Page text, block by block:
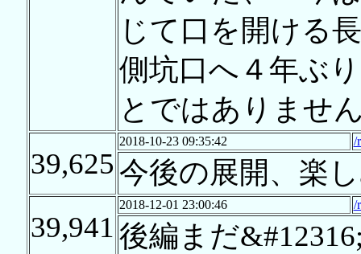
じて口を開ける
側坑口へ４年ぶ
とではありませ
39,625
2018-10-23 09:35:42 /
今後の展開、楽
39,941
2018-12-01 23:00:46 /
後編まだ